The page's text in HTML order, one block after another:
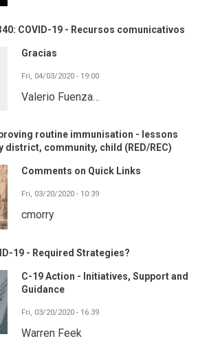
COVID-19 - Recursos comunicativos
Gracias
Fri, 04/03/2020 - 19:00
Valerio Fuenza…
routine immunisation - lessons
district, community, child (RED/REC)
Comments on Quick Links
Fri, 03/20/2020 - 10:39
cmorry
19 - Required Strategies?
C-19 Action - Initiatives, Support and
Guidance
Fri, 03/20/2020 - 16:39
Warren Feek